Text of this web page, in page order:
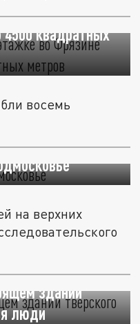
во
квадратных
восемь
на верхних
здании
люди